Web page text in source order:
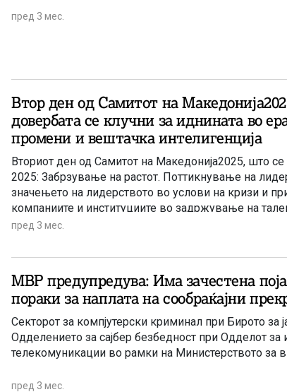
пред 3 мес.
Втор ден од Самитот на
довербата се клучни за иднината во
промени и вештачка интелигенција
Вториот ден од Самитот на Македонија2025, што
2025: Забрзување на растот. Поттикнување на
значењето на лидерството во услови на кризи и
компаниите и институциите во задржување на
на вештачката интелигенција во образованието,
заедничка акција во време на глобални
пред 3 мес.
МВР предупредува: Има зачестена
пораки за наплата на сообраќајни
Секторот за компјутерски криминал при Бирото за
Одделението за сајбер безбедност при Одделот
телекомуникации во рамки на Министерството за
пред 3 мес.